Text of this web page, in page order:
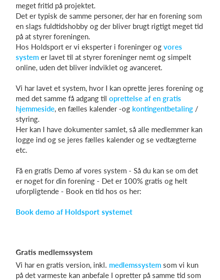
meget fritid på projektet.
Det er typisk de samme personer, der har en forening som
en slags fuldtidshobby og der bliver brugt rigtigt meget tid
på at styrer foreningen.
Hos Holdsport er vi eksperter i foreninger og vores
system er lavet til at styrer foreninger nemt og simpelt
online, uden det bliver indviklet og avanceret.
Vi har lavet et system, hvor I kan oprette jeres forening og
med det samme få adgang til oprettelse af en gratis
hjemmeside, en fælles kalender -og kontingentbetaling /
styring.
Her kan I have dokumenter samlet, så alle medlemmer kan
logge ind og se jeres fælles kalender og se vedtægterne
etc.
Få en gratis Demo af vores system - Så du kan se om det
er noget for din forening - Det er 100% gratis og helt
uforpligtende - Book en tid hos os her:
Book demo af Holdsport systemet
Gratis medlemssystem
Vi har en gratis version, inkl. medlemssystem som vi kun
på det varmeste kan anbefale I opretter på samme tid som